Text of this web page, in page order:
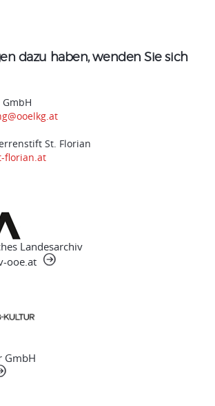
dazu haben, wenden Sie sich
St. Florian
florian.at
Landesarchiv
ooe.at
GmbH